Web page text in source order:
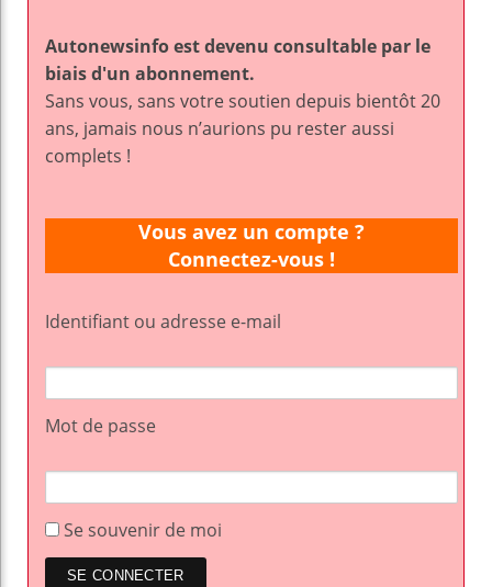
Autonewsinfo est devenu consultable par le
biais d'un abonnement.
Sans vous, sans votre soutien depuis bientôt 20
ans, jamais nous n’aurions pu rester aussi
complets !
Vous avez un compte ?
Connectez-vous !
Identifiant ou adresse e-mail
Mot de passe
Se souvenir de moi